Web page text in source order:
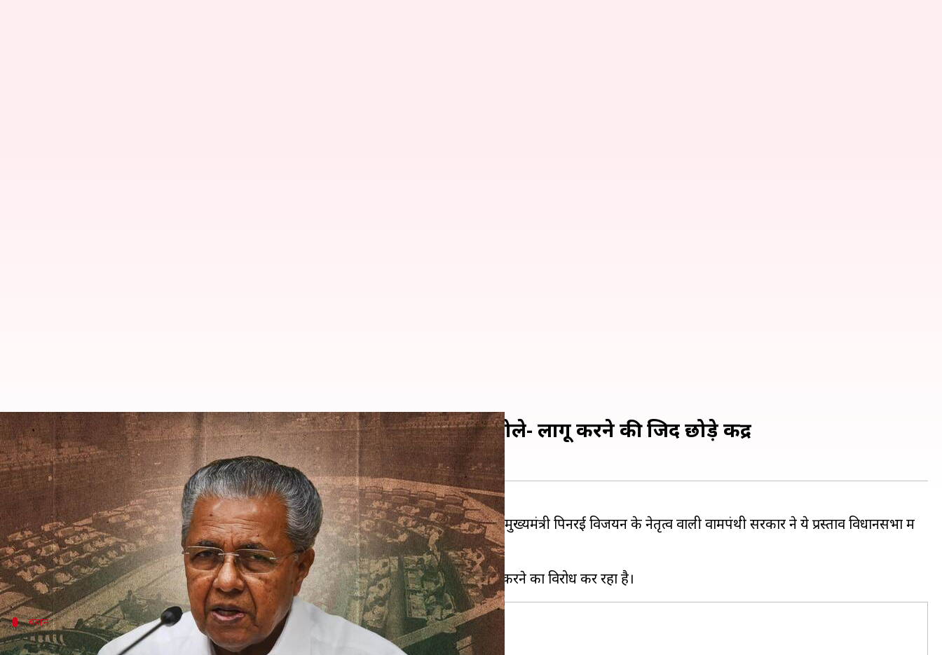
केरल विधानसभा में UCC के खिलाफ प्रस्ताव पारित, मुख्यमंत्री बोले- लागू करने की जिद छोड़े केंद्र
लेखन नवीन Aug 08, 2023 03:12 pm
क्या है खबर?
केरलमें मंगलवार को विधानसभा नेसमान नागरिक संहिता (UCC)के खिलाफ प्रस्ताव पारित किया। मुख्यमंत्री पिनरई विजयन के नेतृत्व वाली वामपंथी सरकार ने ये प्रस्ताव विधानसभा में
पेश किया था।
इस प्रस्ताव में केंद्र सरकार से मांग की गई है कि वह देश में UCC लागू करने की जिद को छोड़ दे।
बयान
मुख्यमंत्री विजयन बोले- संघ परिवार के लिए मनुस्मृति है संविधान